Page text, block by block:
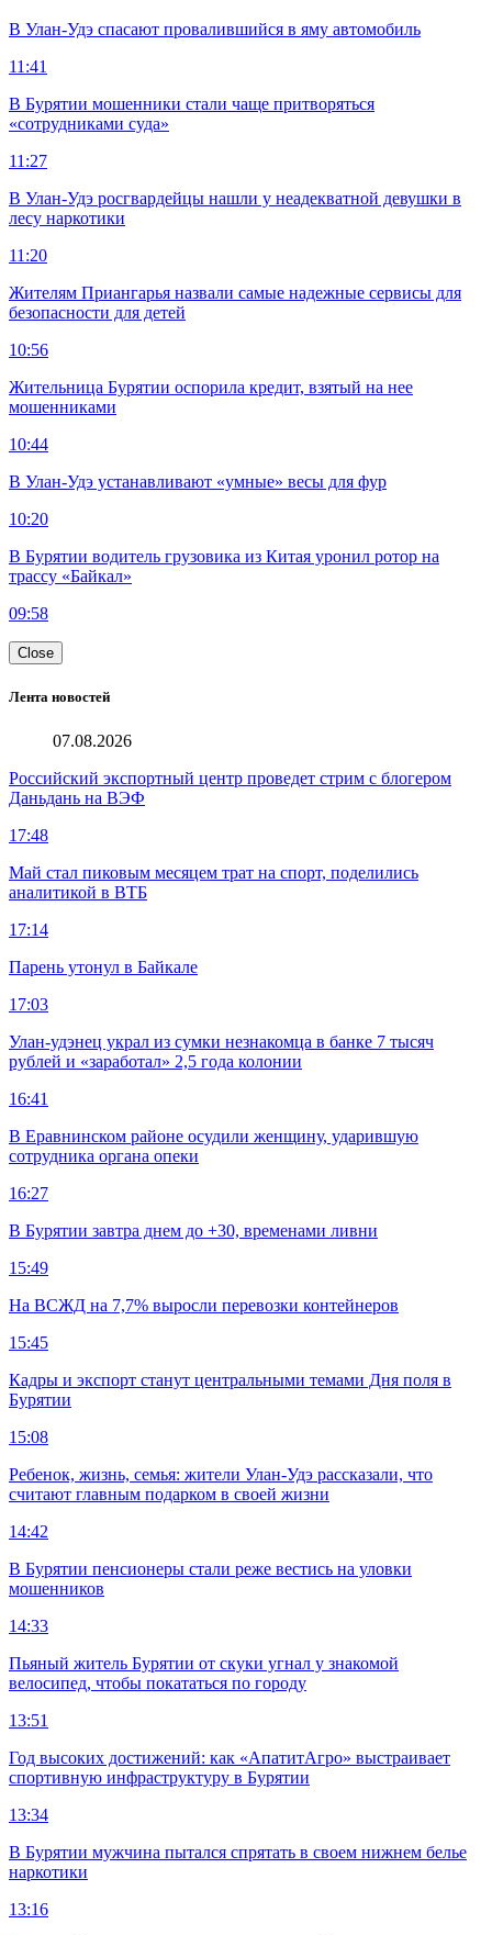
В Улан-Удэ спасают провалившийся в яму автомобиль
11:41
В Бурятии мошенники стали чаще притворяться
«сотрудниками суда»
11:27
В Улан-Удэ росгвардейцы нашли у неадекватной девушки в
лесу наркотики
11:20
Жителям Приангарья назвали самые надежные сервисы для
безопасности для детей
10:56
Жительница Бурятии оспорила кредит, взятый на нее
мошенниками
10:44
В Улан-Удэ устанавливают «умные» весы для фур
10:20
В Бурятии водитель грузовика из Китая уронил ротор на
трассу «Байкал»
09:58
Close
Лента новостей
07.08.2026
Российский экспортный центр проведет стрим с блогером
Даньдань на ВЭФ
17:48
Май стал пиковым месяцем трат на спорт, поделились
аналитикой в ВТБ
17:14
Парень утонул в Байкале
17:03
Улан-удэнец украл из сумки незнакомца в банке 7 тысяч
рублей и «заработал» 2,5 года колонии
16:41
В Еравнинском районе осудили женщину, ударившую
сотрудника органа опеки
16:27
В Бурятии завтра днем до +30, временами ливни
15:49
На ВСЖД на 7,7% выросли перевозки контейнеров
15:45
Кадры и экспорт станут центральными темами Дня поля в
Бурятии
15:08
Ребенок, жизнь, семья: жители Улан-Удэ рассказали, что
считают главным подарком в своей жизни
14:42
В Бурятии пенсионеры стали реже вестись на уловки
мошенников
14:33
Пьяный житель Бурятии от скуки угнал у знакомой
велосипед, чтобы покататься по городу
13:51
Год высоких достижений: как «АпатитАгро» выстраивает
спортивную инфраструктуру в Бурятии
13:34
В Бурятии мужчина пытался спрятать в своем нижнем белье
наркотики
13:16